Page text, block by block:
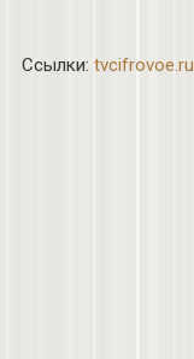
Ссылки: tvcifrovoe.ru